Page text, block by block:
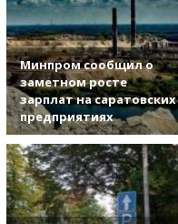
Минпром сообщил о
заметном росте
зарплат на саратовских
предприятиях